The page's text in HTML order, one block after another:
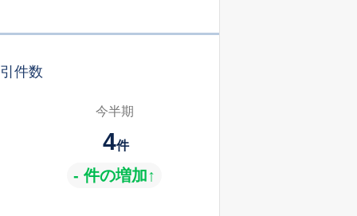
件数
今半期
4件
- 件の増加↑